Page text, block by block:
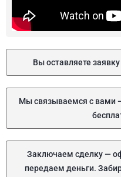
Вы оставляете
Мы связываемся с вами
Заключаем сделку —
передаем деньги.